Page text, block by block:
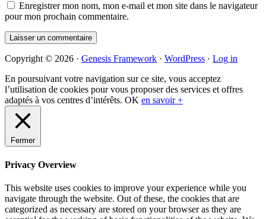
Enregistrer mon nom, mon e-mail et mon site dans le navigateur
pour mon prochain commentaire.
Primary
Sidebar
Copyright © 2026 · Genesis Framework · WordPress · Log in
En poursuivant votre navigation sur ce site, vous acceptez
l’utilisation de cookies pour vous proposer des services et offres
adaptés à vos centres d’intérêts. OK en savoir +
Fermer
Privacy Overview
This website uses cookies to improve your experience while you
navigate through the website. Out of these, the cookies that are
categorized as necessary are stored on your browser as they are